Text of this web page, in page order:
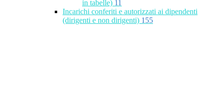
in tabelle) 11
Incarichi conferiti e autorizzati ai dipendenti
(dirigenti e non dirigenti) 155